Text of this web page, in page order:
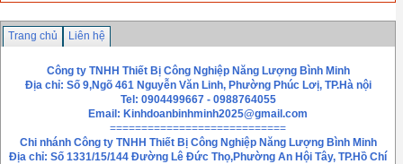
Trang chủ Liên hệ
Công ty TNHH Thiết Bị Công Nghiệp Năng Lượng Bình Minh
Địa chỉ: Số 9,Ngõ 461 Nguyễn Văn Linh, Phường Phúc Lơị, TP.Hà nội
Tel: 0904499667 - 0988764055
Email: Kinhdoanbinhminh2025@gmail.com
============================
Chi nhánh Công ty TNHH Thiết Bị Công Nghiệp Năng Lượng Bình Minh
Địa chỉ: Số 1331/15/144 Đường Lê Đức Thọ,Phường An Hội Tây, TP.Hồ Chí